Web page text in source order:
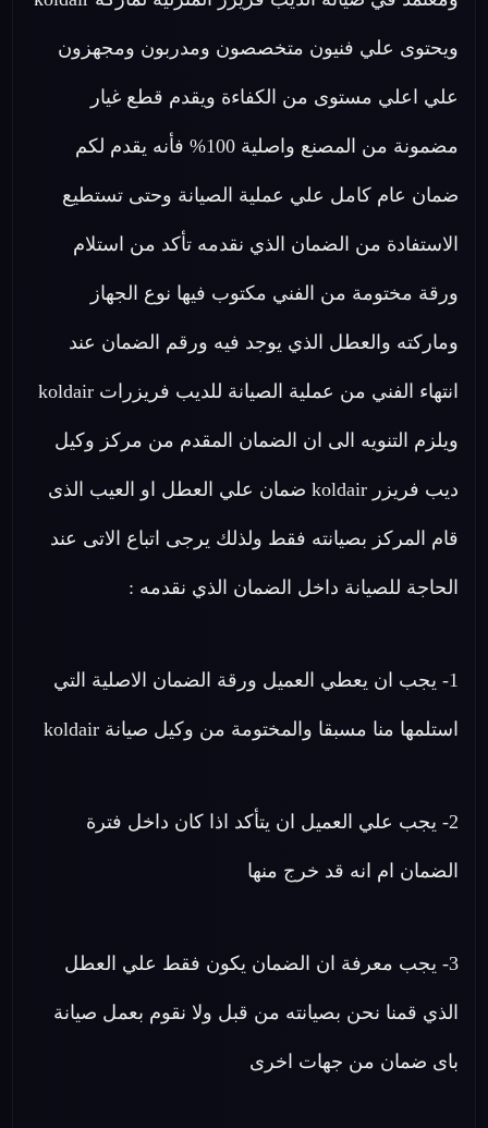
ويحتوى علي فنيون متخصصون ومدربون ومجهزون
علي اعلي مستوى من الكفاءة ويقدم قطع غيار
مضمونة من المصنع واصلية 100% فأنه يقدم لكم
ضمان عام كامل علي عملية الصيانة وحتى تستطيع
الاستفادة من الضمان الذي نقدمه تأكد من استلام
ورقة مختومة من الفني مكتوب فيها نوع الجهاز
وماركته والعطل الذي يوجد فيه ورقم الضمان عند
انتهاء الفني من عملية الصيانة للديب فريزرات koldair
ويلزم التنويه الى ان الضمان المقدم من مركز وكيل
ديب فريزر koldair ضمان علي العطل او العيب الذى
قام المركز بصيانته فقط ولذلك يرجى اتباع الاتى عند
الحاجة للصيانة داخل الضمان الذي نقدمه :
1- يجب ان يعطي العميل ورقة الضمان الاصلية التي
استلمها منا مسبقا والمختومة من وكيل صيانة koldair
2- يجب علي العميل ان يتأكد اذا كان داخل فترة
الضمان ام انه قد خرج منها
3- يجب معرفة ان الضمان يكون فقط علي العطل
الذي قمنا نحن بصيانته من قبل ولا نقوم بعمل صيانة
باى ضمان من جهات اخرى